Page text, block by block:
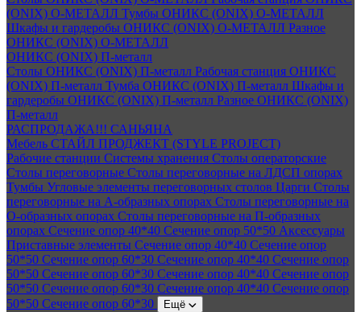
(ONIX) O-МЕТАЛЛ Тумбы ОНИКС (ONIX) O-МЕТАЛЛ
Шкафы и гардеробы ОНИКС (ONIX) O-МЕТАЛЛ Разное
ОНИКС (ONIX) O-МЕТАЛЛ
ОНИКС (ONIX) П-металл
Столы ОНИКС (ONIX) П-металл Рабочая станция ОНИКС
(ONIX) П-металл Тумба ОНИКС (ONIX) П-металл Шкафы и
гардеробы ОНИКС (ONIX) П-металл Разное ОНИКС (ONIX)
П-металл
РАСПРОДАЖА!!! САНЬЯНА
Мебель СТАЙЛ ПРОДЖЕКТ (STYLE PROJECT)
Рабочие станции Системы хранения Столы операторские
Столы переговорные Столы переговорные на ЛДСП опорах
Тумбы Угловые элементы переговорных столов Царги Столы
переговорные на А-образных опорах Столы переговорные на
О-образных опорах Столы переговорные на П-образных
опорах Сечение опор 40*40 Сечение опор 50*50 Аксессуары
Приставные элементы Сечение опор 40*40 Сечение опор
50*50 Сечение опор 60*30 Сечение опор 40*40 Сечение опор
50*50 Сечение опор 60*30 Сечение опор 40*40 Сечение опор
50*50 Сечение опор 60*30 Сечение опор 40*40 Сечение опор
50*50 Сечение опор 60*30 Ещё